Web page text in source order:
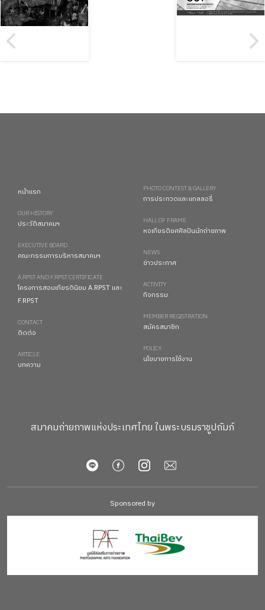
หน้าแรก
OUR HISTORY
ประวัติสมาคมฯ
EXECUTIVE BOARD
คณะกรรมการบริหารสมาคมฯ
A.RPST AND F.RPST CERTIFICATE
โครงการสอบเกียรตินิยม A.RPST และ
F.RPST
CONTACT
ติดต่อ
ARTICLE
บทความ
PHOTO CONTEST & GALLERY
การประกวดและแกลลอรี่
HALL OF FRAME
หอเกียรติยศศิลปินนักถ่ายภาพ
NEWS
ข่าวประกาศ
ACTIVITY
กิจกรรม
MEMBER REGISTRATION
สมัครสมาชิก
POLICY
นโยบายการใช้งาน
สมาคมถ่ายภาพแห่งประเทศไทย ในพระบรมราชูปถัมภ์
Sponsored by